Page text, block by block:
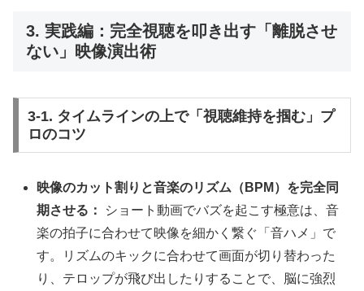
3. 実践編：完全視聴を叩き出す「離脱させ
ない」映像演出術
3-1. タイムラインの上で「視聴維持を掴む」プ
ロのコツ
映像のカット割りと音楽のリズム（BPM）を完全同
期させる：
ショート動画でバズを起こす極意は、音
楽の拍子に合わせて映像を細かく繋ぐ「音ハメ」で
す。リズムのキックに合わせて画面が切り替わった
り、テロップが飛び出したりすることで、脳に強烈